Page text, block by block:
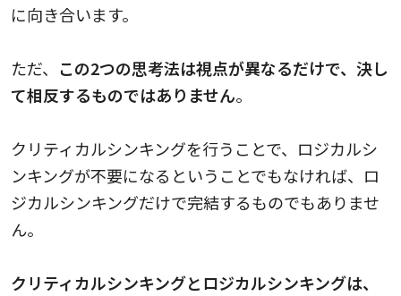
に向き合います。
ただ、
この2つの思考法は視点が異なるだけで、決し
て相反するものではありません。
クリティカルシンキングを行うことで、ロジカルシ
ンキングが不要になるということでもなければ、ロ
ジカルシンキングだけで完結するものでもありませ
ん。
クリティカルシンキングとロジカルシンキングは、